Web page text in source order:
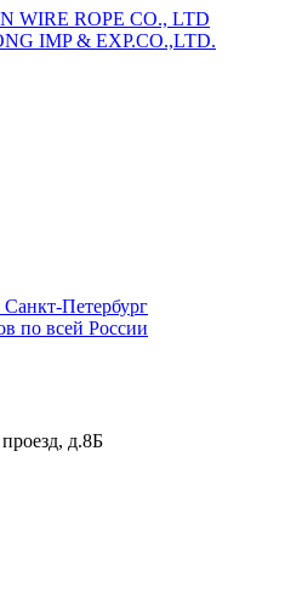
WIRE ROPE CO., LTD
IMP & EXP.CO.,LTD.
Санкт-Петербург
по всей России
д.8Б